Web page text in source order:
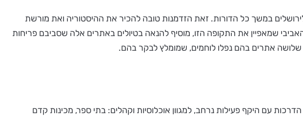
לירושלים במשך כל הדורות. זאת הזדמנות טובה להכיר את ההיסטוריה ואת מורשת
שמאפיין את התקופה הזו, מוסיף להנאה בטיולים באתרים אלה שסביבם פריחות
שלושה אתרים בהם נפלו לוחמים, שמומלץ לבקר בהם.
אשר מספק מערך הדרכות עם היקף פעילות נרחב, למגוון אוכלוסיות וקהלים: בתי ספר, מכינות קדם